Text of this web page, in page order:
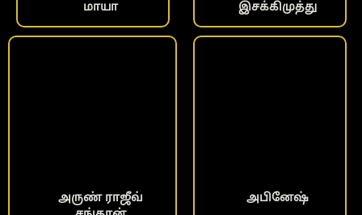
மாயா இசக்கிமுத்து
அருண் ராஜீவ்
அபினேஷ்